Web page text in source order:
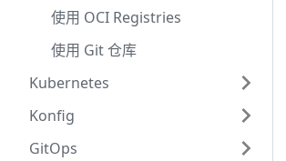
使用 OCI Registries
使用 Git 仓库
Kubernetes
Konfig
GitOps